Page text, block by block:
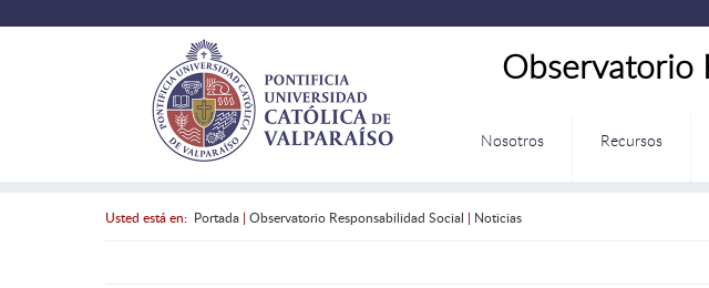
Observatorio
Nosotros Recursos
Usted está en: Portada| Observatorio Responsabilidad Social | Noticias